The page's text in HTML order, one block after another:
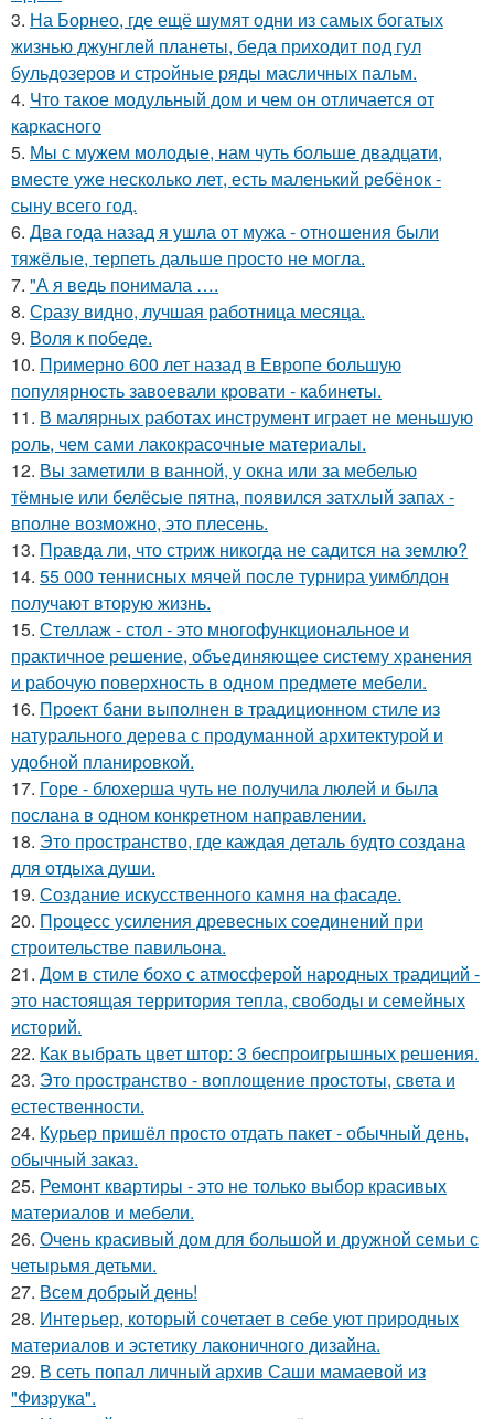
3. На Борнео, где ещё шумят одни из самых богатых
жизнью джунглей планеты, беда приходит под гул
бульдозеров и стройные ряды масличных пальм.
4. Что такое модульный дом и чем он отличается от
каркасного
5. Мы с мужем молодые, нам чуть больше двадцати,
вместе уже несколько лет, есть маленький ребёнок -
сыну всего год.
6. Два года назад я ушла от мужа - отношения были
тяжёлые, терпеть дальше просто не могла.
7. "А я ведь понимала ….
8. Сразу видно, лучшая работница месяца.
9. Воля к победе.
10. Примерно 600 лет назад в Европе большую
популярность завоевали кровати - кабинеты.
11. В малярных работах инструмент играет не меньшую
роль, чем сами лакокрасочные материалы.
12. Вы заметили в ванной, у окна или за мебелью
тёмные или белёсые пятна, появился затхлый запах -
вполне возможно, это плесень.
13. Правда ли, что стриж никогда не садится на землю?
14. 55 000 теннисных мячей после турнира уимблдон
получают вторую жизнь.
15. Стеллаж - стол - это многофункциональное и
практичное решение, объединяющее систему хранения
и рабочую поверхность в одном предмете мебели.
16. Проект бани выполнен в традиционном стиле из
натурального дерева с продуманной архитектурой и
удобной планировкой.
17. Горе - блохерша чуть не получила люлей и была
послана в одном конкретном направлении.
18. Это пространство, где каждая деталь будто создана
для отдыха души.
19. Создание искусственного камня на фасаде.
20. Процесс усиления древесных соединений при
строительстве павильона.
21. Дом в стиле бохо с атмосферой народных традиций -
это настоящая территория тепла, свободы и семейных
историй.
22. Как выбрать цвет штор: 3 беспроигрышных решения.
23. Это пространство - воплощение простоты, света и
естественности.
24. Курьер пришёл просто отдать пакет - обычный день,
обычный заказ.
25. Ремонт квартиры - это не только выбор красивых
материалов и мебели.
26. Очень красивый дом для большой и дружной семьи с
четырьмя детьми.
27. Всем добрый день!
28. Интерьер, который сочетает в себе уют природных
материалов и эстетику лаконичного дизайна.
29. В сеть попал личный архив Саши мамаевой из
"Физрука".